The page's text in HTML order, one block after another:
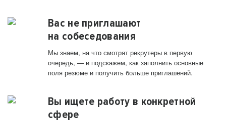
Вас не приглашают
на собеседования
Мы знаем, на что смотрят рекрутеры в первую
очередь, — и подскажем, как заполнить основные
поля резюме и получить больше приглашений.
Вы ищете работу в конкретной
сфере